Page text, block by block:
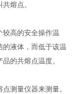
熔点。
高的安全操作温
的液体，而低于该温
的共熔点温度。
测量仪器来测量。